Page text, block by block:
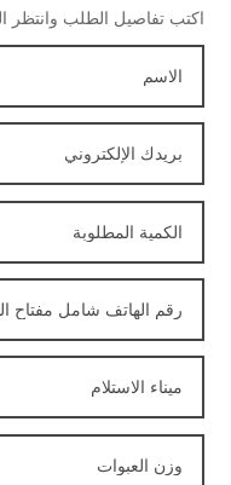
اكتب تفاصيل الطلب وانتظر